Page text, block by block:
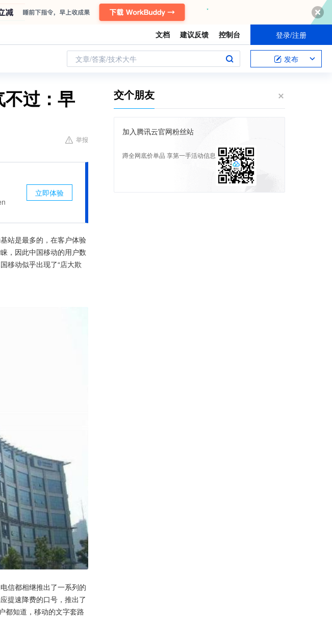
文档 建议反馈 控制台 登录/注册
文章/答案/技术大牛 发布
过：早
举报
立即体验
站是最多的，在客户体验
，因此中国移动的用户数
移动似乎出现了“店大欺
信都相继推出了一系列的
提速降费的口号，推出了
都知道，移动的文字套路
交个朋友
加入腾讯云官网粉丝站
蹲全网底价单品 享第一手活动信息